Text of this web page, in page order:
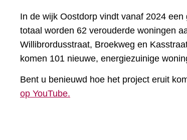
In de wijk Oostdorp vindt vanaf 2024
totaal worden 62 verouderde woningen
Willibrordusstraat, Broekweg en
komen 101 nieuwe, energiezuinige
Bent u benieuwd hoe het project eruit
op YouTube.